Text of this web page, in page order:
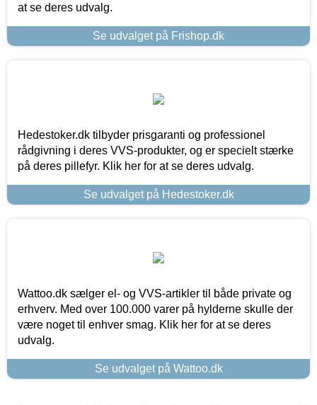
at se deres udvalg.
Se udvalget på Frishop.dk
Hedestoker.dk tilbyder prisgaranti og professionel
rådgivning i deres VVS-produkter, og er specielt stærke
på deres pillefyr. Klik her for at se deres udvalg.
Se udvalget på Hedestoker.dk
Wattoo.dk sælger el- og VVS-artikler til både private og
erhverv. Med over 100.000 varer på hylderne skulle der
være noget til enhver smag. Klik her for at se deres
udvalg.
Se udvalget på Wattoo.dk